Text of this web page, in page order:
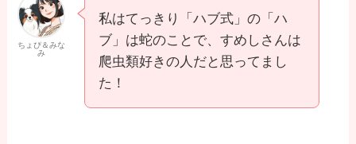
ちょぴ＆みな
み
私はてっきり「ハブ式」の「ハ
ブ」は蛇のことで、すめしさんは
爬虫類好きの人だと思ってまし
た！